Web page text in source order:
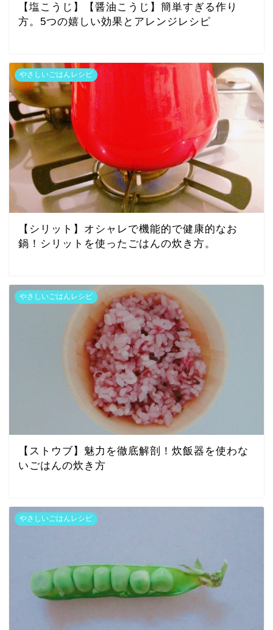
【塩こうじ】【醤油こうじ】簡単すぎる作り
方。5つの嬉しい効果とアレンジレシピ
やさしいごはんレシピ
【シリット】オシャレで機能的で健康的なお
鍋！シリットを使ったごはんの炊き方。
やさしいごはんレシピ
【ストウブ】魅力を徹底解剖！炊飯器を使わな
いごはんの炊き方
やさしいごはんレシピ